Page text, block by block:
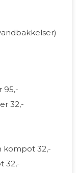
)
95,-
32,-
kompot 32,-
32,-